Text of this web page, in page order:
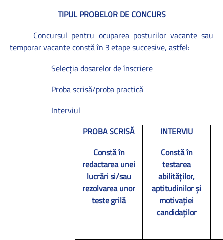
TIPUL PROBELOR DE CONCURS
Concursul pentru ocuparea posturilor vacante sau
temporar vacante constă în 3 etape succesive, astfel:
Selecţia dosarelor de înscriere
Proba scrisă/proba practică
Interviul
PROBA SCRISĂ
Constă în
redactarea unei
lucrări si/sau
rezolvarea unor
teste grilă
INTERVIU
Constă în
testarea
abilităţilor,
aptitudinilor şi
motivaţiei
candidaţilor